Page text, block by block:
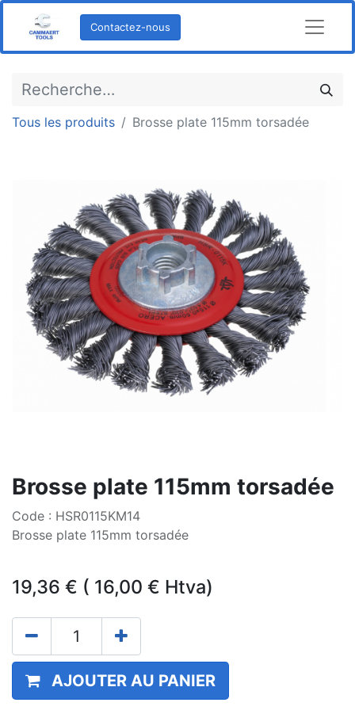
Contactez-nous
Tous les produits Brosse plate 115mm torsadée
Brosse plate 115mm torsadée
Code : HSR0115KM14
Brosse plate 115mm torsadée
19,36 € ( 16,00 € Htva)
AJOUTER AU PANIER